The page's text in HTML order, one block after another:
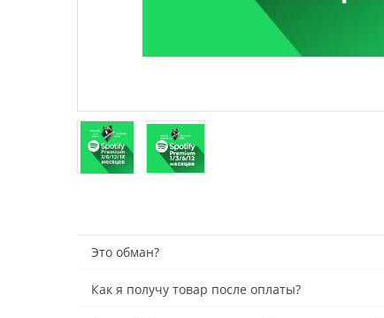
Это обман?
Как я получу товар после оплаты?